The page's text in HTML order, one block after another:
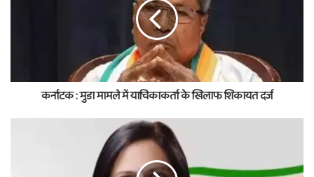
कर्नाटक : मुडा मामले में याचिकाकर्ता के खिलाफ शिकायत दर्ज